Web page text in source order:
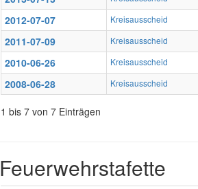
2012-07-07 Kreisausscheid
2011-07-09 Kreisausscheid
2010-06-26 Kreisausscheid
2008-06-28 Kreisausscheid
1 bis 7 von 7 Einträgen
Feuerwehrstafette